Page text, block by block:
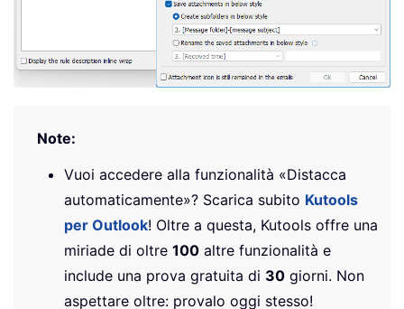
Note:
Vuoi accedere alla funzionalità «Distacca
automaticamente»? Scarica subito Kutools
per Outlook! Oltre a questa, Kutools offre una
miriade di oltre 100 altre funzionalità e
include una prova gratuita di 30 giorni. Non
aspettare oltre: provalo oggi stesso!